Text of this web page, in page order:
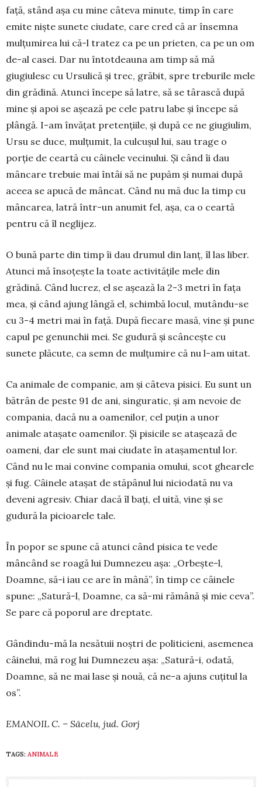
față, stând așa cu mine câteva minute, timp în care
emite niște sunete ciudate, care cred că ar însemna
mulțumirea lui că-l tratez ca pe un prieten, ca pe un om
de-al casei. Dar nu întot­dea­­una am timp să mă
giugiulesc cu Ursulică și trec, grăbit, spre treburile mele
din grădină. Atunci în­cepe să latre, să se târască după
mine și apoi se așea­ză pe ce­le patru labe și începe să
plângă. I-am învățat pre­ten­­țiile, și după ce ne giugiulim,
Ursu se duce, mul­țumit, la culcușul lui, sau trage o
porție de ceartă cu câi­nele vecinului. Și când îi dau
mâncare trebuie mai în­tâi să ne pupăm și numai după
aceea se apucă de mân­cat. Când nu mă duc la timp cu
mân­ca­rea, latră în­tr-un anumit fel, așa, ca o ceartă
pentru că îl neglijez.
O bună parte din timp îi dau drumul din lanț, îl las liber.
Atunci mă însoțește la toate activitățile mele din
grădină. Când lucrez, el se așează la 2-3 metri în fața
mea, și când ajung lângă el, schimbă locul, mu­tân­du-se
cu 3-4 metri mai în față. După fiecare masă, vine și pune
capul pe genunchii mei. Se gudură și scân­ceș­te cu
sunete plăcute, ca semn de mulțumire că nu l-am uitat.
Ca animale de companie, am și câteva pisici. Eu sunt un
bătrân de peste 91 de ani, singuratic, și am ne­voie de
compania, dacă nu a oamenilor, cel puțin a unor
animale atașate oamenilor. Și pisicile se atașea­ză de
oameni, dar ele sunt mai ciudate în atașamentul lor.
Când nu le mai convine compania omului, scot ghearele
și fug. Câinele atașat de stă­pânul lui nicio­dată nu va
deveni agresiv. Chiar dacă îl bați, el uită, vine și se
gudură la picioarele tale.
În popor se spune că atunci când pisica te vede
mâncând se roagă lui Dumnezeu așa: „Orbește-l,
Doamne, să-i iau ce are în mână”, în timp ce câi­nele
spune: „Satură-l, Doamne, ca să-mi rămână și mie ceva”.
Se pare că poporul are dreptate.
Gândindu-mă la nesătuii noștri de politicieni, asemenea
câinelui, mă rog lui Dumnezeu așa: „Sa­tură-i, odată,
Doamne, să ne mai lase și nouă, că ne-a ajuns cuțitul la
os”.
EMANOIL C. – Săcelu, jud. Gorj
TAGS: ANIMALE